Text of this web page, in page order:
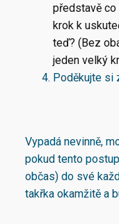
představě
krok k
teď? (Bez
jeden velký
Poděkujte si
Vypadá nevinně,
pokud tento
občas) do své
takřka okamžitě a